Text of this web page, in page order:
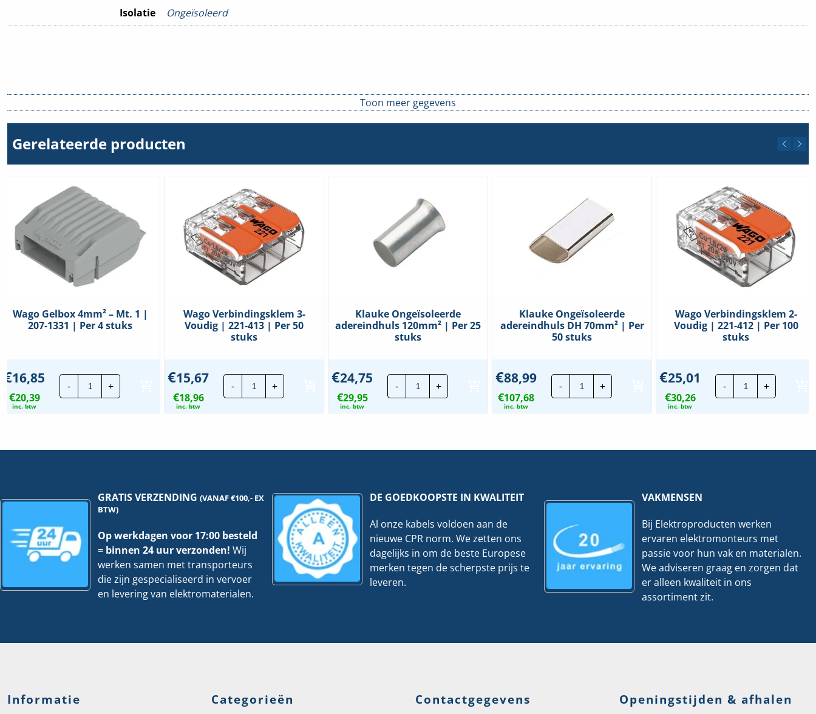
Isolatie
Ongeïsoleerd
Toon meer gegevens
Gerelateerde producten
Wago Gelbox 4mm² – Mt. 1 |
207-1331 | Per 4 stuks
€16,85
€20,39
inc. btw
-
Wago
Gelbox
4mm²
stuks
hoeveelheid
+
Wago Verbindingsklem 3-
Voudig | 221-413 | Per 50
stuks
€15,67
€18,96
inc. btw
-
Wago
Verbindingsklem
3-
+
Klauke Ongeïsoleerde
adereindhuls 120mm² | Per 25
stuks
€24,75
€29,95
inc. btw
-
Klauke
Ongeïsoleerde
adereindhuls
+
Klauke Ongeïsoleerde
adereindhuls DH 70mm² | Per
50 stuks
€88,99
€107,68
inc. btw
-
Klauke
Ongeïsoleerde
adereindhuls
+
Wago Verbindingsklem 2-
Voudig | 221-412 | Per 100
stuks
€25,01
€30,26
inc. btw
-
Wago
2-
+
GRATIS VERZENDING(VANAF €100,- EX
BTW)
Op werkdagen voor 17:00 besteld
= binnen 24 uur verzonden! Wij
werken samen met transporteurs
die zijn gespecialiseerd in vervoer
en levering van elektromaterialen.
DE GOEDKOOPSTE IN KWALITEIT
Al onze kabels voldoen aan de
nieuwe CPR norm. We zetten ons
dagelijks in om de beste Europese
merken tegen de scherpste prijs te
leveren.
VAKMENSEN
Bij Elektroproducten werken
ervaren elektromonteurs met
passie voor hun vak en materialen.
We adviseren graag en zorgen dat
er alleen kwaliteit in ons
assortiment zit.
Informatie Categorieën Contactgegevens Openingstijden & afhalen